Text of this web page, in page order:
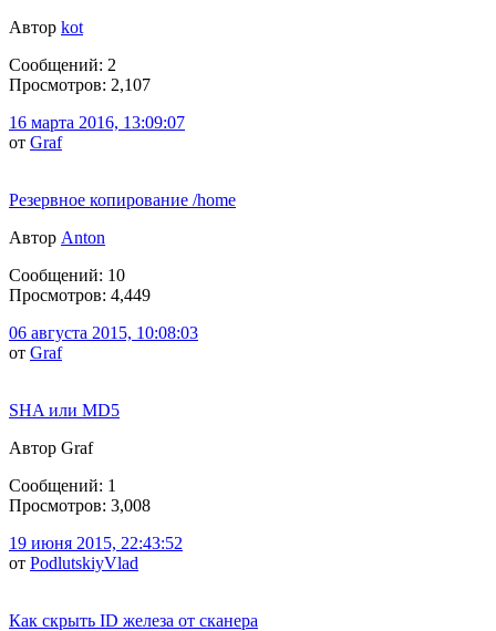
Автор kot
Сообщений: 2
Просмотров: 2,107
16 марта 2016, 13:09:07
от Graf
Резервное копирование /home
Автор Anton
Сообщений: 10
Просмотров: 4,449
06 августа 2015, 10:08:03
от Graf
SHA или MD5
Автор Graf
Сообщений: 1
Просмотров: 3,008
19 июня 2015, 22:43:52
от PodlutskiyVlad
Как скрыть ID железа от сканера